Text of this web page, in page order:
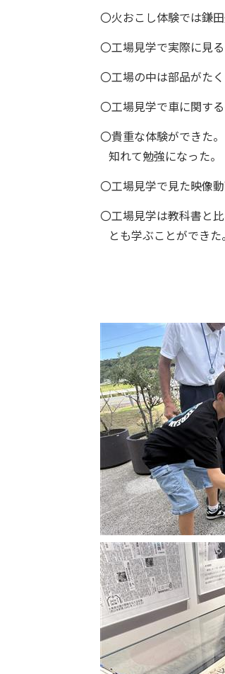
〇火おこし体験では鎌
〇工場見学で実際に見
〇工場の中は部品がた
〇工場見学で車に関す
〇貴重な体験ができた
知れて勉強になった。
〇工場見学で見た映像
〇工場見学は教科書と
とも学ぶことができた